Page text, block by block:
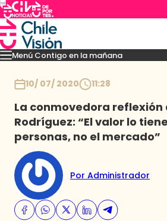
Menú Contigo en la mañana
MomentosReportajesDenuncias
10/ 07/ 2020 11:28
La conmovedora reflexión
Rodríguez: “El valor lo
personas, no el mercado”
Por Administrador
Imperdibles